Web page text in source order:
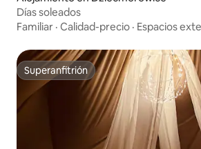
Días soleados
Familiar · Calidad-precio · Espacios
Superanfitrión
Superanfitrión